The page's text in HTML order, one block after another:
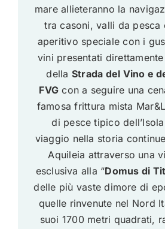
mare allieteranno la
tra casoni, valli da pesca
aperitivo speciale con i
vini presentati
della Strada del Vino e
FVG con a seguire una
famosa frittura mista
di pesce tipico
viaggio nella storia
Aquileia attraverso una
esclusiva alla “Domus di
delle più vaste dimore di
quelle rinvenute nel Nord
suoi 1700 metri quadrati,